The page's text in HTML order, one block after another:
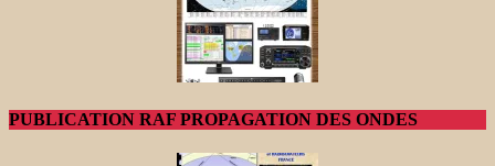
PUBLICATION RAF PROPAGATION DES ONDES